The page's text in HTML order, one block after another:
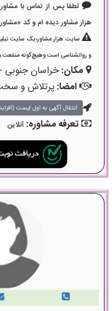
لطفا پس از تماس با
هزار مشاور دیده ام و کد «مشاور-71190» را اعلام
سایت هزار مشاور،یک سایت
و روانشناسی است وهیچ‌گونه منفعت و
مکان:خراسان جنوبی
امضا: پرتلاش و
انتقال آگهی به اول لیست
تعرفه مشاوره: آنلاین